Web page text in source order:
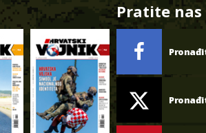
Pratite nas